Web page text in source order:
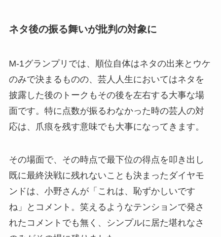
ネタ後の振る舞いが批判の対象に
M-1グランプリでは、順位自体はネタの出来とウケ
のみで決まるものの、芸人人生においてはネタを
披露した後のトークもその後を左右する大事な場
面です。特に点数が振るわなかった時の芸人の対
応は、爪痕を残す意味でも大事になってきます。
その場面で、その時点で最下位の得点を叩き出し
既に最終決戦に残れないことも決まったダイヤモ
ンドは、小野さんが「これは、恥ずかしいです
ね」とコメント。笑えるようなテンションで発さ
れたコメントでも無く、シンプルに居た堪れなさ